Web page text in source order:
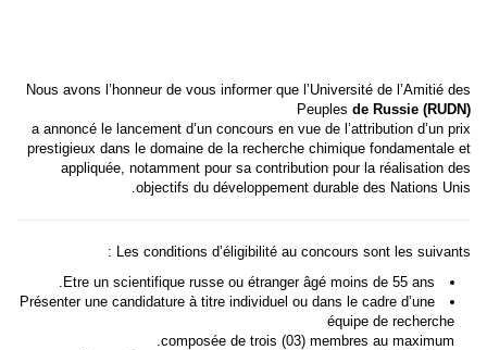
Nous avons l’honneur de vous informer que l’Université de l’Amitié des
Peuples de Russie (RUDN)
a annoncé le lancement d’un concours en vue de l’attribution d’un prix
prestigieux dans le domaine de la recherche chimique fondamentale et
appliquée, notamment pour sa contribution pour la réalisation des
objectifs du développement durable des Nations Unis.
Les conditions d’éligibilité au concours sont les suivants :
Etre un scientifique russe ou étranger âgé moins de 55 ans.
Présenter une candidature à titre individuel ou dans le cadre d’une
équipe de recherche
composée de trois (03) membres au maximum.